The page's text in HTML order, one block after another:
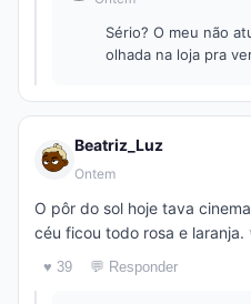
Sério? O meu não
olhada na loja pra
Beatriz_Luz
Ontem
O pôr do sol hoje tava
céu ficou todo rosa e laranja.
♥ 39 💬 Responder